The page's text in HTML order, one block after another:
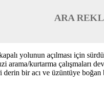
ARA
yolunun açılması için
arama/kurtarma çalışmaları
bir acı ve üzüntüye